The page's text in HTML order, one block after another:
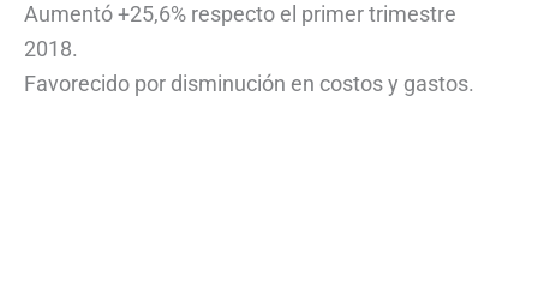
Aumentó +25,6% respecto el primer trimestre
2018.
Favorecido por disminución en costos y gastos.